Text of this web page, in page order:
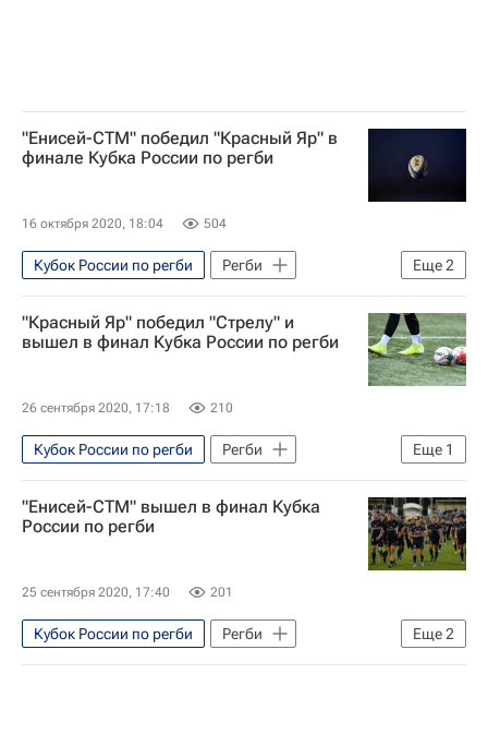
"Енисей-СТМ" победил "Красный Яр" в
финале Кубка России по регби
16 октября 2020, 18:04 504
Еще2
Кубок России по регби
Регби
Енисей-СТМ
Красный Яр
"Красный Яр" победил "Стрелу" и
вышел в финал Кубка России по регби
26 сентября 2020, 17:18 210
Еще 1
Кубок России по регби
Регби
Красный Яр
"Енисей-СТМ" вышел в финал Кубка
России по регби
25 сентября 2020, 17:40 201
Еще2
Кубок России по регби
Регби
Енисей-СТМ
ВВА-Подмосковье